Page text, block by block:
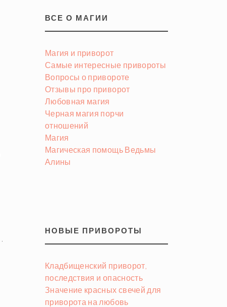
·
ВСЕ О МАГИИ
Магия и приворот
Самые интересные привороты
Вопросы о привороте
Отзывы про приворот
Любовная магия
Черная магия порчи
отношений
Магия
Магическая помощь Ведьмы
Алины
НОВЫЕ ПРИВОРОТЫ
Кладбищенский приворот,
последствия и опасность
Значение красных свечей для
приворота на любовь